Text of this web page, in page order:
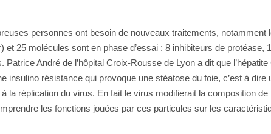
personnes ont besoin de nouveaux traitements,
25 molécules sont en phase d’essai : 8 inhibiteurs de protéase,
André de l’hôpital Croix-Rousse de Lyon a dit que
insulino résistance qui provoque une stéatose du foie, c’est à
la réplication du virus. En fait le virus modifierait la composition
les fonctions jouées par ces particules sur les